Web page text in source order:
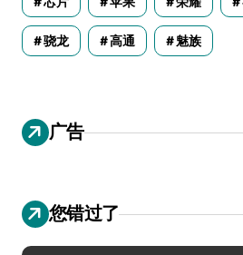
骁龙 高通 魅族
广告
您错过了